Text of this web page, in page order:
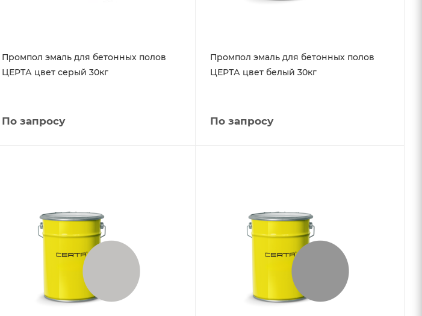
Промпол эмаль для бетонных полов
ЦЕРТА цвет серый 30кг
По запросу
Промпол эмаль для бетонных полов
ЦЕРТА цвет белый 30кг
По запросу